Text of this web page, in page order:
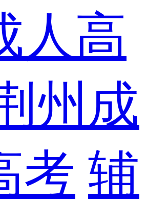
人高
州成
考 辅